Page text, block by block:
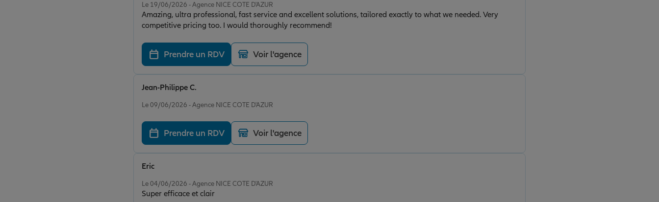
Le 19/06/2026 - Agence NICE COTE D'AZUR
Amazing, ultra professional, fast service and excellent solutions, tailored exactly to what we needed. Very
competitive pricing too. I would thoroughly recommend!
Prendre un RDV Voir l'agence
Le 09/06/2026 - Agence NICE COTE D'AZUR
Jean-Philippe C.
Prendre un RDV Voir l'agence
Le 04/06/2026 - Agence NICE COTE D'AZUR
Super efficace et clair
Eric